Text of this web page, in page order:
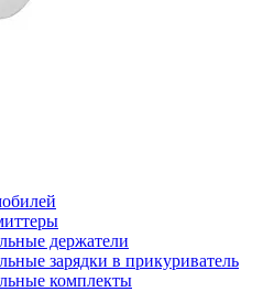
держатели
зарядки в прикуриватель
комплекты